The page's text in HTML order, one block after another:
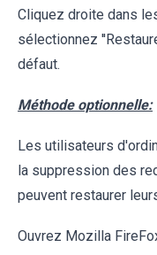
Cliquez droite dans
sélectionnez
défaut.
Méthode optionnelle:
Les utilisateurs
la suppression des
peuvent restaurer
Ouvrez Mozilla